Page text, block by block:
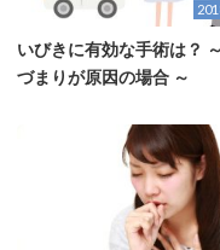
いびきに有効な手術は？
づまりが原因の場合 ～